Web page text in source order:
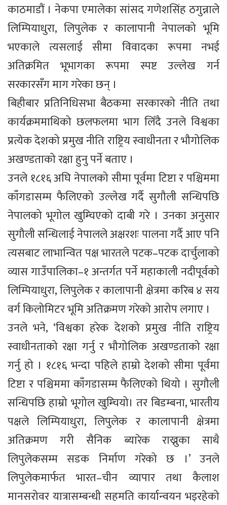
काठमाडौं । नेकपा एमालेका सांसद गणेशसिंह ठगुन्नाले
लिम्पियाधुरा, लिपुलेक र कालापानी नेपालको भूमि
भएकाले त्यसलाई सीमा विवादका रूपमा नभई
अतिक्रमित भूभागका रूपमा स्पष्ट उल्लेख गर्न
सरकारसँग माग गरेका छन् ।
बिहीबार प्रतिनिधिसभा बैठकमा सरकारको नीति तथा
कार्यक्रममाथिको छलफलमा भाग लिँदै उनले विश्वका
प्रत्येक देशको प्रमुख नीति राष्ट्रिय स्वाधीनता र भौगोलिक
अखण्डताको रक्षा हुनु पर्ने बताए ।
उनले १८१६ अघि नेपालको सीमा पूर्वमा टिष्टा र पश्चिममा
काँगडासम्म फैलिएको उल्लेख गर्दै सुगौली सन्धिपछि
नेपालको भूगोल खुम्चिएको दाबी गरे । उनका अनुसार
सुगौली सन्धिलाई नेपालले अक्षरशः पालना गर्दै आए पनि
त्यसबाट लाभान्वित पक्ष भारतले पटक–पटक दार्चुलाको
व्यास गाउँपालिका–१ अन्तर्गत पर्ने महाकाली नदीपूर्वको
लिम्पियाधुरा, लिपुलेक र कालापानी क्षेत्रमा करिब ४ सय
वर्ग किलोमिटर भूमि अतिक्रमण गरेको आरोप लगाए ।
उनले भने, ‘विश्वका हरेक देशको प्रमुख नीति राष्ट्रिय
स्वाधीनताको रक्षा गर्नु र भौगोलिक अखण्डताको रक्षा
गर्नु हो । १८१६ भन्दा पहिले हाम्रो देशको सीमा पूर्वमा
टिष्टा र पश्चिममा काँगडासम्म फैलिएको थियो । सुगौली
सन्धिपछि हाम्रो भूगोल खुम्चियो। तर बिडम्बना, भारतीय
पक्षले लिम्पियाधुरा, लिपुलेक र कालापानी क्षेत्रमा
अतिक्रमण गरी सैनिक ब्यारेक राख्नुका साथै
लिपुलेकसम्म सडक निर्माण गरेको छ ।’ उनले
लिपुलेकमार्फत भारत–चीन व्यापार तथा कैलाश
मानसरोवर यात्रासम्बन्धी सहमति कार्यान्वयन भइरहेको